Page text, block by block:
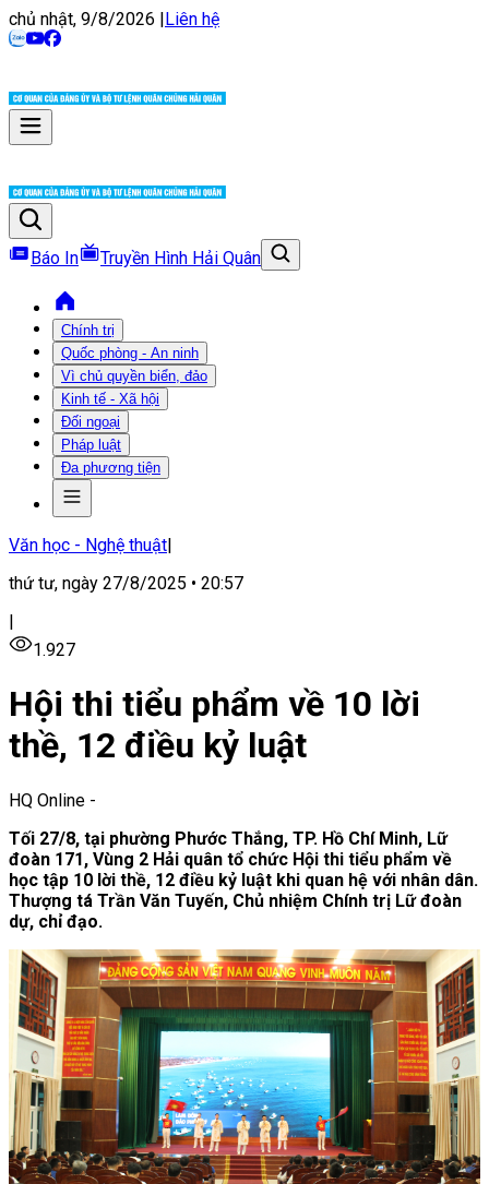
chủ nhật, 9/8/2026 |Liên hệ
Báo In Truyền Hình Hải Quân
Chính trị
Quốc phòng - An ninh
Vì chủ quyền biển, đảo
Kinh tế - Xã hội
Đối ngoại
Pháp luật
Đa phương tiện
Văn học - Nghệ thuật|
thứ tư, ngày 27/8/2025 • 20:57
|
1.927
Hội thi tiểu phẩm về 10 lời
thề, 12 điều kỷ luật
HQ Online -
Tối 27/8, tại phường Phước Thắng, TP. Hồ Chí Minh, Lữ
đoàn 171, Vùng 2 Hải quân tổ chức Hội thi tiểu phẩm về
học tập 10 lời thề, 12 điều kỷ luật khi quan hệ với nhân dân.
Thượng tá Trần Văn Tuyến, Chủ nhiệm Chính trị Lữ đoàn
dự, chỉ đạo.